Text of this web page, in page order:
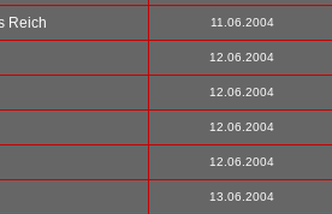
Reich 11.06.2004
12.06.2004
12.06.2004
12.06.2004
12.06.2004
13.06.2004